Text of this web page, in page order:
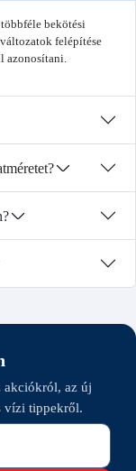
bekötési
felépítése
azonosítani.
akciókról, az új
vízi tippekről.